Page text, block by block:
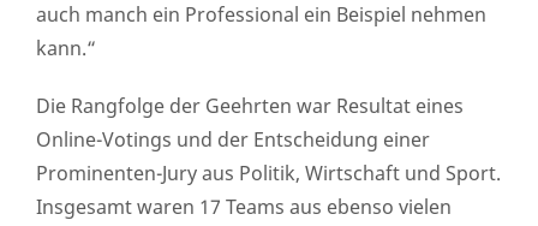
auch manch ein Professional ein Beispiel nehmen
kann.“
Die Rangfolge der Geehrten war Resultat eines
Online-Votings und der Entscheidung einer
Prominenten-Jury aus Politik, Wirtschaft und Sport.
Insgesamt waren 17 Teams aus ebenso vielen